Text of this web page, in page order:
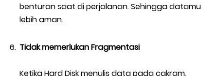
benturan saat di perjalanan. Sehingga datamu
lebih aman.
Tidak memerlukan Fragmentasi
Ketika Hard Disk menulis data pada cakram,